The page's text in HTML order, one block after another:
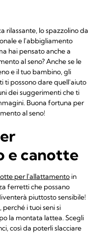
rilassante, lo spazzolino da
e l'abbigliamento
hai pensato anche a
al seno? Anche se le
e il tuo bambino, gli
ti possono dare quell'aiuto
dei suggerimenti che ti
Buona fortuna per
al seno!
e canotte
per l'allattamento in
ferretti che possano
piuttosto sensibile!
i tuoi seni si
la montata lattea. Scegli
così da poterli slacciare